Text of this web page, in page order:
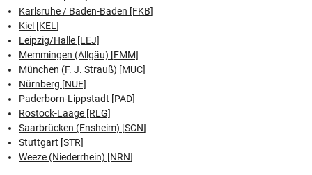
Karlsruhe / Baden-Baden [FKB]
Kiel [KEL]
Leipzig/Halle [LEJ]
Memmingen (Allgäu) [FMM]
München (F. J. Strauß) [MUC]
Nürnberg [NUE]
Paderborn-Lippstadt [PAD]
Rostock-Laage [RLG]
Saarbrücken (Ensheim) [SCN]
Stuttgart [STR]
Weeze (Niederrhein) [NRN]